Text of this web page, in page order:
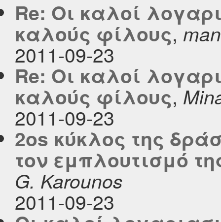
Re: Οι καλοί
καλούς φίλους,
2011-09-23
Re: Οι καλοί
καλούς φίλους,
2011-09-23
2os κύκλος της
τον εμπλουτισμό
G. Karounos
2011-09-23